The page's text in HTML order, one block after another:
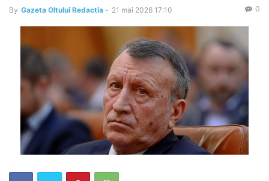
By Gazeta Oltului Redactia - 21 mai 2026 17:10 0